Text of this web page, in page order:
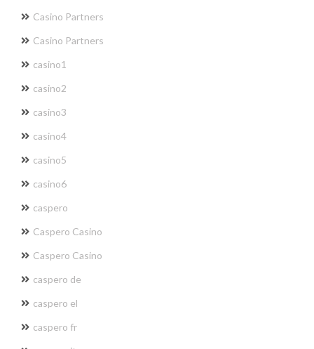
Casino Partners
Casino Partners
casino1
casino2
casino3
casino4
casino5
casino6
caspero
Caspero Casino
Caspero Casino
caspero de
caspero el
caspero fr